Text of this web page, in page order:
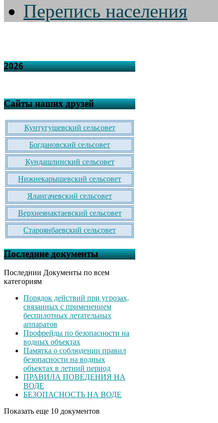
Перепись населения
2026
Сайты наших друзей
Кунтугушевский сельсовет
Богдановский сельсовет
Кундашлинский сельсовет
Нижнекарышевский сельсовет
Ялангачевский сельсовет
Верхнеянактаевский сельсовет
Староянбаевский сельсовет
Последние документы
Последнии Документы по всем
категориям
Порядок действий при угрозах,
связанных с применением
беспилотных летательных
аппаратов
Профрейды по безопасности на
водных объектах
Памятка о соблюдении правил
безопасности на водных
объектах в летний период
ПРАВИЛА ПОВЕДЕНИЯ НА
ВОДЕ
БЕЗОПАСНОСТЬ НА ВОДЕ
Показать еще 10 документов